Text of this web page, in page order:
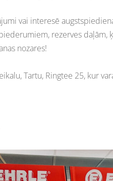
vai interesē
rezerves
nozares!
Tartu, Ringtee 25, kur